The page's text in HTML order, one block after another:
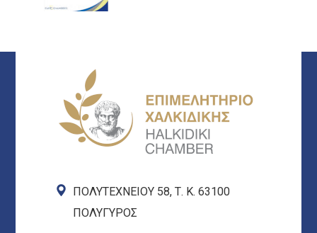
ΠΟΛΥΤΕΧΝΕΙΟΥ 58, Τ. Κ. 63100
ΠΟΛΥΓΥΡΟΣ